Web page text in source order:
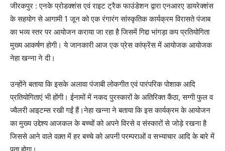
जीरकपुर : एनके प्रोडक्शंस एवं राइट ट्रैक फाउंडेशन द्वारा एनआरए डायरेक्शंस
के सहयोग से आगामी 1 जून को एक रंगारंग सांस्कृतिक कार्यक्रम विरासते पंजाब
का भव्य स्तर पर आयोजन कराया जा रहा है जिसमें गिद्दा भांगड़ा कप प्रतियोगिता
मुख्य आकर्षण होगी। ये जानकारी आज एक प्रेस कांफ्रेंस में आयोजक आयोजक
नेहा खन्ना ने दी।
उन्होंने बताया कि इसके अलावा पंजाबी लोकगीत एवं पारंपरिक पोशाक आदि
प्रतियोगिताएं भी होंगी। ईनामों में नकद पुरस्कारों के अतिरिक्त कैंठा, सग्गी फुल व
ज्वैलरी आइटम्स रखी गईं हैं।नेहा खन्ना ने बताया कि इस कार्यक्रम के आयोजन
का मुख्य उद्देश्य आजकल के बच्चों को अपने विरसे व संस्कारों से जोड़े रखना है
जिससे आने वाले वक़्त में हर बच्चे को अपनी परम्पराओं व सभ्याचार आदि के बारे में